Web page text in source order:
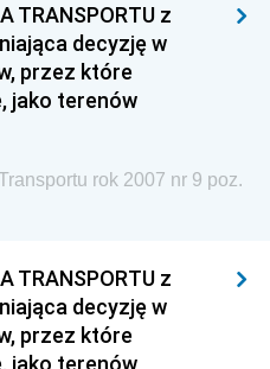
Środowiska
Administracji i Cyfryzacji
Edukacji
do Spraw Unii
Wywiadu
TRANSPORTU z
decyzję w
przez które
jako terenów
rok 2007 nr 9 poz.
TRANSPORTU z
decyzję w
przez które